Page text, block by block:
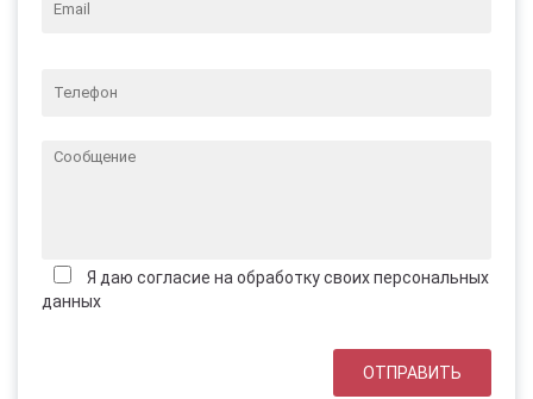
Я даю согласие на обработку своих персональных
данных